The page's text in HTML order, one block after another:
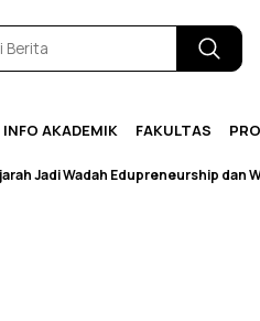
INFO AKADEMIK FAKULTAS
Jadi Wadah Edupreneurship dan